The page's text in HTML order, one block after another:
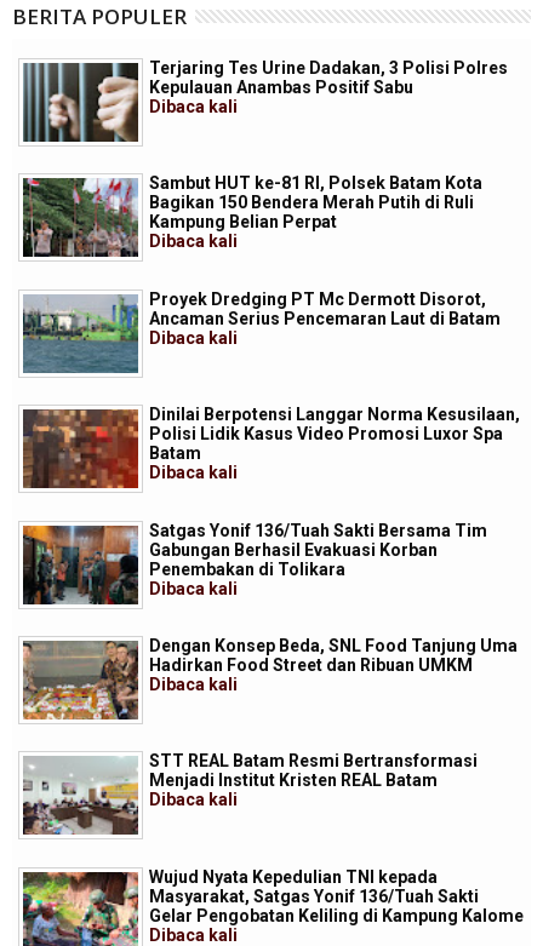
BERITA POPULER
Terjaring Tes Urine Dadakan, 3 Polisi Polres
Kepulauan Anambas Positif Sabu
Dibaca kali
Sambut HUT ke-81 RI, Polsek Batam Kota
Bagikan 150 Bendera Merah Putih di Ruli
Kampung Belian Perpat
Dibaca kali
Proyek Dredging PT Mc Dermott Disorot,
Ancaman Serius Pencemaran Laut di Batam
Dibaca kali
Dinilai Berpotensi Langgar Norma Kesusilaan,
Polisi Lidik Kasus Video Promosi Luxor Spa
Batam
Dibaca kali
Satgas Yonif 136/Tuah Sakti Bersama Tim
Gabungan Berhasil Evakuasi Korban
Penembakan di Tolikara
Dibaca kali
Dengan Konsep Beda, SNL Food Tanjung Uma
Hadirkan Food Street dan Ribuan UMKM
Dibaca kali
STT REAL Batam Resmi Bertransformasi
Menjadi Institut Kristen REAL Batam
Dibaca kali
Wujud Nyata Kepedulian TNI kepada
Masyarakat, Satgas Yonif 136/Tuah Sakti
Gelar Pengobatan Keliling di Kampung Kalome
Dibaca kali